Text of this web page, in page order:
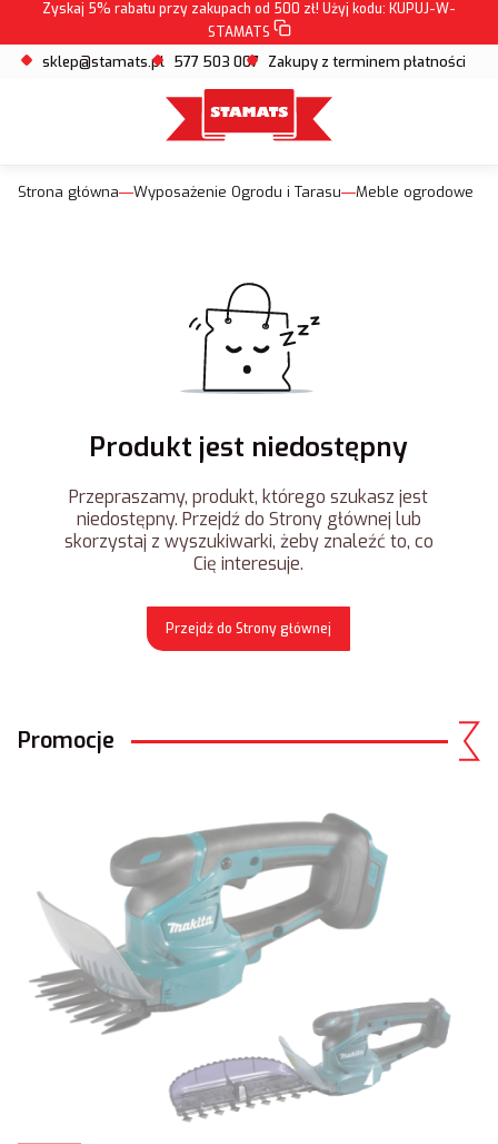
Zyskaj 5% rabatu przy zakupach od 500 zł! Użyj kodu: KUPUJ-W-
STAMATS
sklep@stamats.pl 577 503 007 Zakupy z terminem płatności
Strona główna Wyposażenie Ogrodu i Tarasu Meble ogrodowe
Produkt jest niedostępny
Przepraszamy, produkt, którego szukasz jest
niedostępny. Przejdź do Strony głównej lub
skorzystaj z wyszukiwarki, żeby znaleźć to, co
Cię interesuje.
Przejdź do Strony głównej
Promocje